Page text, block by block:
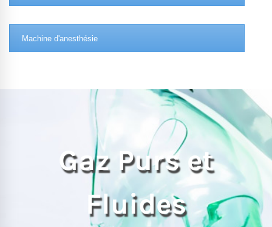
Machine d'anesthésie
Gaz Purs et
Fluides